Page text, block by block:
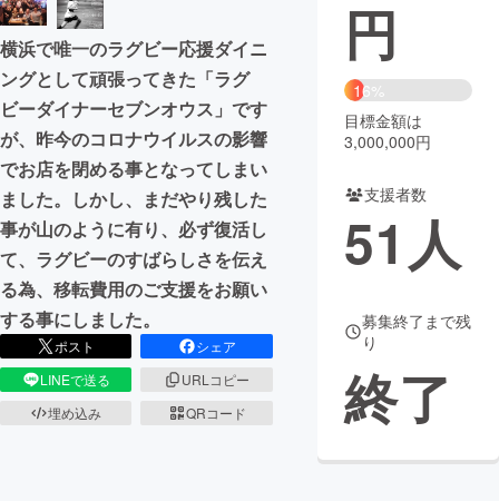
まちづくり・地域活性化
CAMPFIRE for Social Good
CAMPFIRE Creation
CAMPFIREふるさと納税machi-ya コミュニティ
横浜で唯一のラグビー応援ダイニ
ングとして頑張ってきた「ラグ
ビーダイナーセブンオウス」です
が、昨今のコロナウイルスの影響
でお店を閉める事となってしまい
ました。しかし、まだやり残した
事が山のように有り、必ず復活し
て、ラグビーのすばらしさを伝え
る為、移転費用のご支援をお願い
する事にしました。
ポスト
シェア
LINEで送る
URLコピー
埋め込み
QRコード
円
16%
目標金額は
3,000,000円
支援者数
51 人
募集終了まで残
り
終了